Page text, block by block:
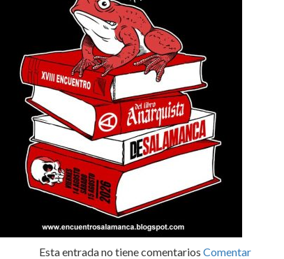
Esta entrada no tiene comentarios Comentar